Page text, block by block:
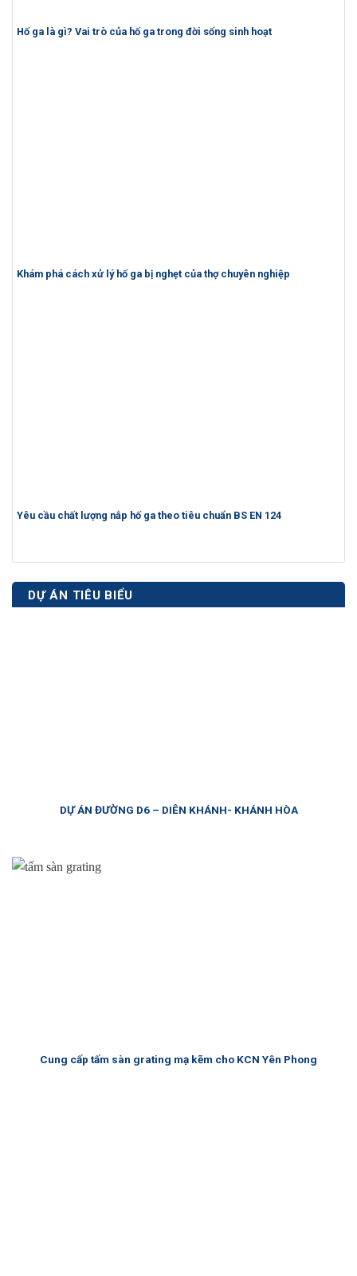
Hố ga là gì? Vai trò của hố ga trong đời sống sinh hoạt
Khám phá cách xử lý hố ga bị nghẹt của thợ chuyên nghiệp
Yêu cầu chất lượng nắp hố ga theo tiêu chuẩn BS EN 124
DỰ ÁN TIÊU BIỂU
DỰ ÁN ĐƯỜNG D6 – DIÊN KHÁNH- KHÁNH HÒA
Cung cấp tấm sàn grating mạ kẽm cho KCN Yên Phong